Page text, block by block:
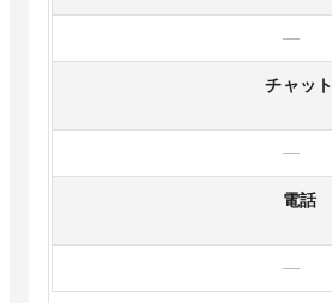
—
チャット
—
電話
—